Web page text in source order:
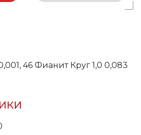
46 Фианит Круг 1,0 0,083